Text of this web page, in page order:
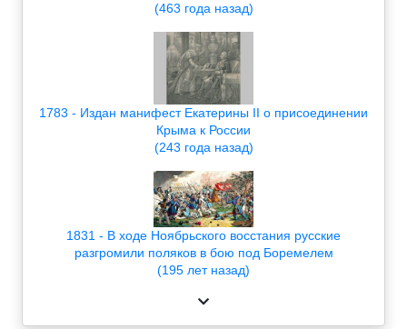
(463 года назад)
1783 - Издан манифест Екатерины II о присоединении
Крыма к России
(243 года назад)
1831 - В ходе Ноябрьского восстания русские
разгромили поляков в бою под Боремелем
(195 лет назад)